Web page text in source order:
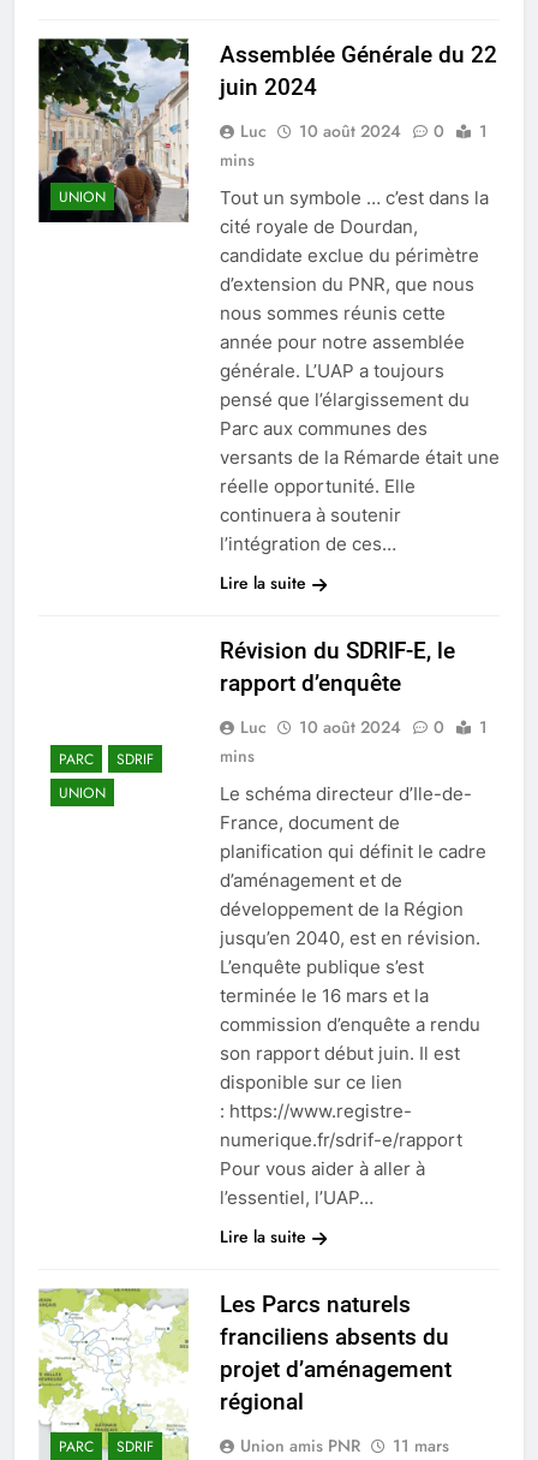
UNION
Assemblée Générale du 22
juin 2024
Luc 10 août 2024 0
1
mins
Tout un symbole … c’est dans la
cité royale de Dourdan,
candidate exclue du périmètre
d’extension du PNR, que nous
nous sommes réunis cette
année pour notre assemblée
générale. L’UAP a toujours
pensé que l’élargissement du
Parc aux communes des
versants de la Rémarde était une
réelle opportunité. Elle
continuera à soutenir
l’intégration de ces…
Lire la suite
PARC
SDRIF
UNION
Révision du SDRIF-E, le
rapport d’enquête
Luc 10 août 2024 0
1
mins
Le schéma directeur d’Ile-de-
France, document de
planification qui définit le cadre
d’aménagement et de
développement de la Région
jusqu’en 2040, est en révision.
L’enquête publique s’est
terminée le 16 mars et la
commission d’enquête a rendu
son rapport début juin. Il est
disponible sur ce lien
: https://www.registre-
numerique.fr/sdrif-e/rapport
Pour vous aider à aller à
l’essentiel, l’UAP…
Lire la suite
PARC SDRIF
Les Parcs naturels
franciliens absents du
projet d’aménagement
régional
Union amis PNR
11 mars